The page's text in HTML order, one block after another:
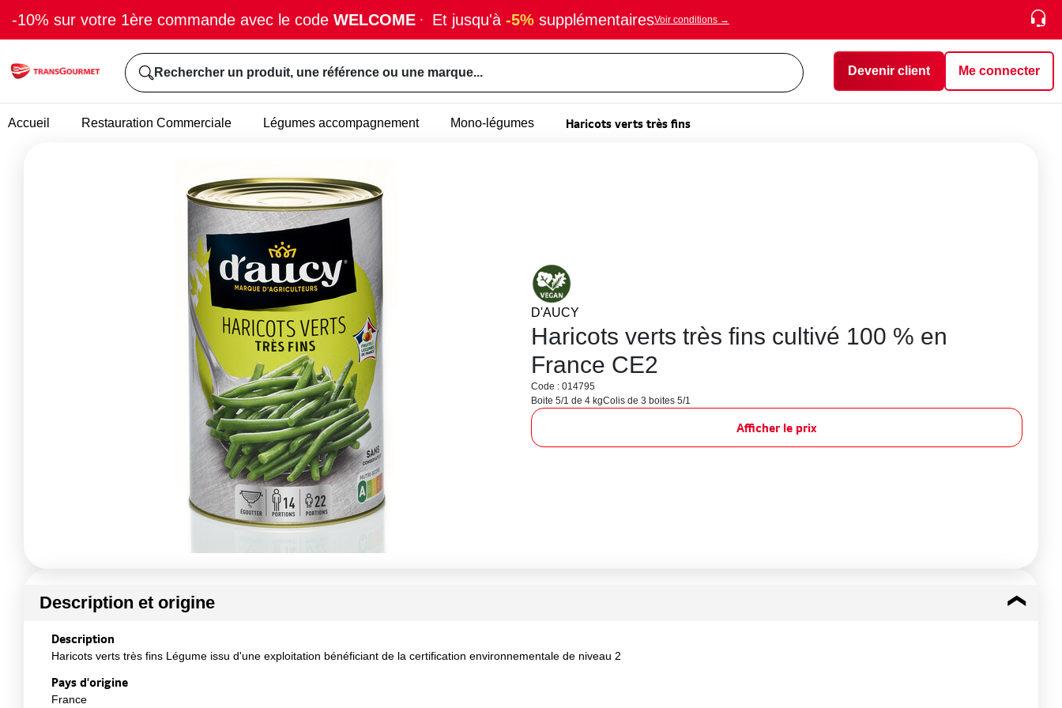
-10% sur votre 1ère commande avec le code WELCOME · Et jusqu'à -5% supplémentairesVoir conditions →
Rechercher un produit, une référence ou une marque... Devenir client Me connecter
Accueil Restauration Commerciale Légumes accompagnement Mono-légumes Haricots verts très fins
D'AUCY
Haricots verts très fins cultivé 100 % en
France CE2
Code : 014795
Boite 5/1 de 4 kgColis de 3 boites 5/1
Afficher le prix
Description et origine
Description
Haricots verts très fins Légume issu d'une exploitation bénéficiant de la certification environnementale de niveau 2
Pays d'origine
France